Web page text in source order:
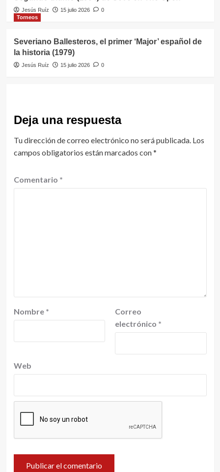
Jesús Ruíz 15 julio 2026
0
Torneos
Severiano Ballesteros, el primer ‘Major’ español de
la historia (1979)
Jesús Ruíz 15 julio 2026 0
Deja una respuesta
Tu dirección de correo electrónico no será publicada. Los
campos obligatorios están marcados con*
Comentario *
Nombre *
Correo
electrónico *
Web